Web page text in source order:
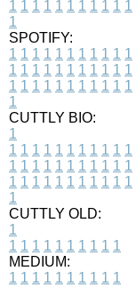
1 1 1 1 1 1 1 1 1 1 1
1
SPOTIFY:
1 1 1 1 1 1 1 1 1 1 1
1 1 1 1 1 1 1 1 1 1 1
1 1 1 1 1 1 1 1 1 1 1
1
CUTTLY BIO:
1
1 1 1 1 1 1 1 1 1 1 1
1 1 1 1 1 1 1 1 1 1 1
1 1 1 1 1 1 1 1 1 1 1
1
CUTTLY OLD:
1
1 1 1 1 1 1 1 1 1 1
MEDIUM:
1 1 1 1 1 1 1 1 1 1